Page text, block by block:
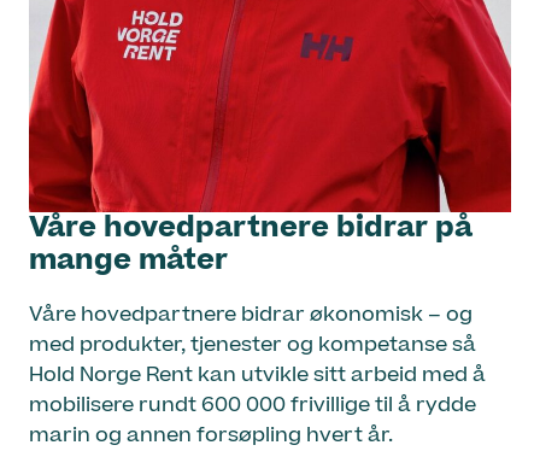
Våre hovedpartnere bidrar på
mange måter
Våre hovedpartnere bidrar økonomisk – og
med produkter, tjenester og kompetanse så
Hold Norge Rent kan utvikle sitt arbeid med å
mobilisere rundt 600 000 frivillige til å rydde
marin og annen forsøpling hvert år.